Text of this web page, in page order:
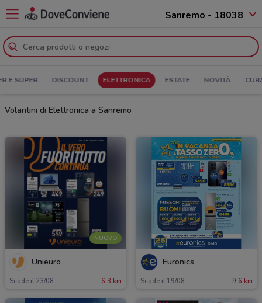
Sanremo - 18038
E SUPER DISCOUNT ELETTRONICA ESTATE NOVITÀ
Volantini di Elettronica a Sanremo
NUOVO
Unieuro
Scade il 23/08 6.3 km
Euronics
Scade il 19/08 9.6 km